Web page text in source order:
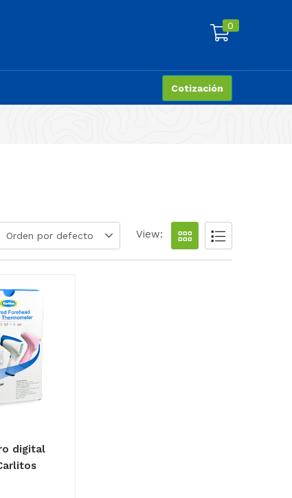
0
Cotización
Orden por defecto View:
digital